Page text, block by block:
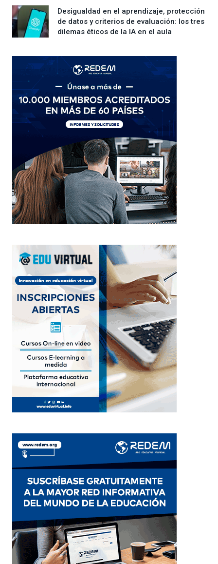
Desigualdad en el aprendizaje, protección
de datos y criterios de evaluación: los tres
dilemas éticos de la IA en el aula